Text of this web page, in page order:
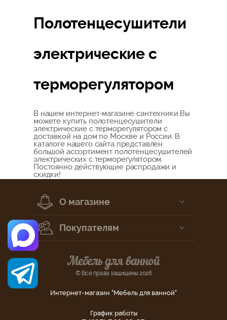
Полотенцесушители
электрические с
терморегулятором
В нашем интернет-магазине сантехники Вы
можете купить полотенцесушители
электрические с терморегулятором с
доставкой на дом по Москве и России. В
каталоге нашего сайта представлен
большой ассортимент полотенцесушителей
электрических с терморегулятором.
Постоянно действующие распродажи и
скидки!
О магазине
Покупателям
© Все права защищены 2026
Интернет-магазин "Мебель для ванной"
График работы